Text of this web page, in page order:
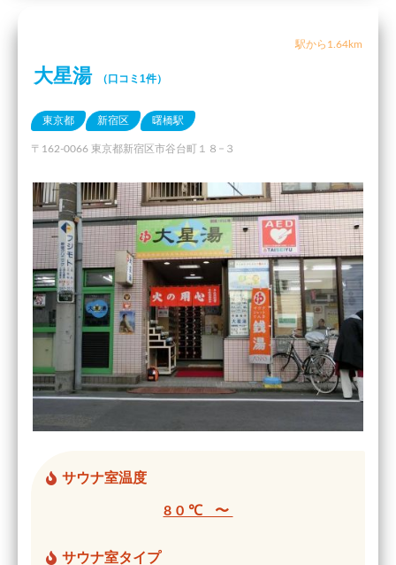
駅から1.64km
大星湯 （口コミ1件）
東京都 新宿区 曙橋駅
〒162-0066 東京都新宿区市谷台町１８−３
サウナ室温度
80℃ 〜
サウナ室タイプ